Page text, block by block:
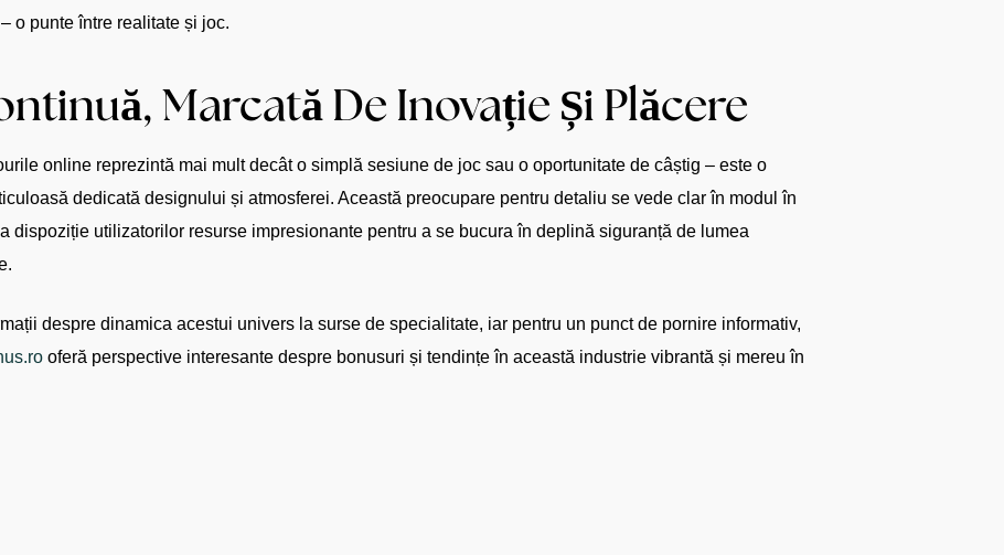
– o punte între realitate și joc.
Marcată De Inovație Și Plăcere
online reprezintă mai mult decât o simplă sesiune de joc sau o oportunitate de câștig – este o
dedicată designului și atmosferei. Această preocupare pentru detaliu se vede clar în modul în
dispoziție utilizatorilor resurse impresionante pentru a se bucura în deplină siguranță de lumea
despre dinamica acestui univers la surse de specialitate, iar pentru un punct de pornire informativ,
oferă perspective interesante despre bonusuri și tendințe în această industrie vibrantă și mereu în